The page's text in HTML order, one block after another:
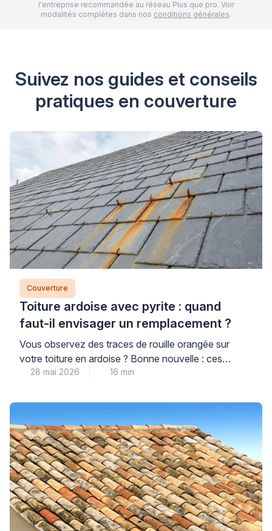
l'entreprise recommandée au réseau Plus que pro. Voir
modalités complètes dans nos conditions générales.
Suivez nos guides et conseils
pratiques en couverture
Couverture
Toiture ardoise avec pyrite : quand
faut-il envisager un remplacement ?
Vous observez des traces de rouille orangée sur
votre toiture en ardoise ? Bonne nouvelle : ces
taches dues à la pyrite ne signifient pas forcément
surface représente un simple défaut esthétique sans
effectivement compromettre l’étanchéité et
nécessiter une intervention rapide. […]
28 mai 2026 16 min